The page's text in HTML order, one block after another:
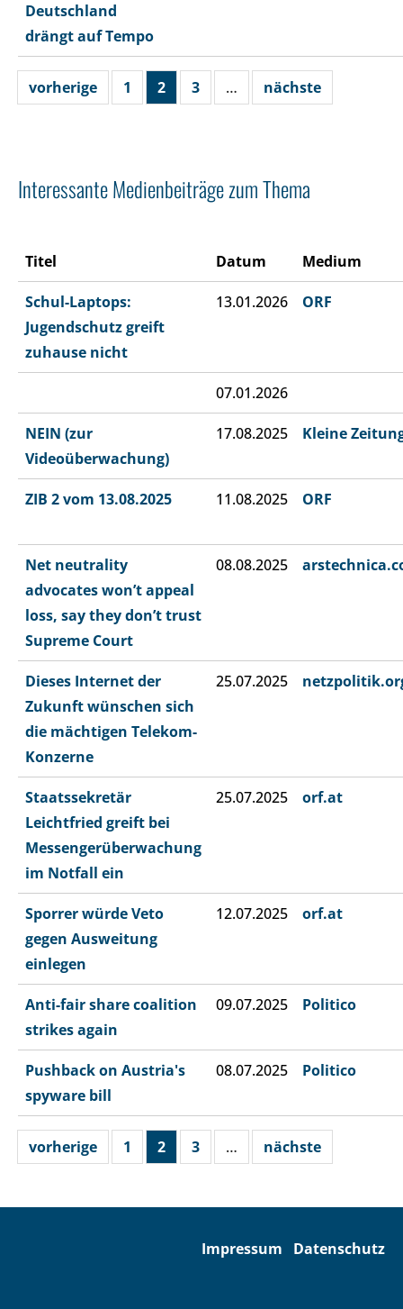
Deutschland
drängt auf Tempo
vorherige 1 2 3 … nächste
Interessante Medienbeiträge zum Thema
Titel Datum Medium
Schul-Laptops:
Jugendschutz greift
zuhause nicht
13.01.2026 ORF
07.01.2026
NEIN (zur
Videoüberwachung)
17.08.2025 Kleine
ZIB 2 vom 13.08.2025 11.08.2025 ORF
Net neutrality
advocates won’t appeal
loss, say they don’t trust
Supreme Court
08.08.2025
Dieses Internet der
Zukunft wünschen sich
die mächtigen Telekom-
Konzerne
25.07.2025
Staatssekretär
Leichtfried greift bei
Messengerüberwachung
im Notfall ein
25.07.2025 orf.at
Sporrer würde Veto
gegen Ausweitung
einlegen
12.07.2025 orf.at
Anti-fair share coalition
strikes again
09.07.2025 Politico
Pushback on Austria's
spyware bill
08.07.2025 Politico
vorherige 1 2 3 … nächste
Impressum Datenschutz